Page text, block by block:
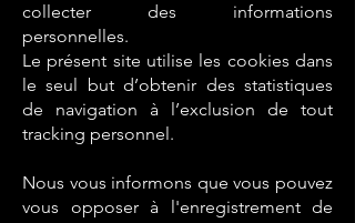
collecter des informations
personnelles.
Le présent site utilise les cookies dans
le seul but d’obtenir des statistiques
de navigation à l’exclusion de tout
tracking personnel.
Nous vous informons que vous pouvez
vous opposer à l'enregistrement de